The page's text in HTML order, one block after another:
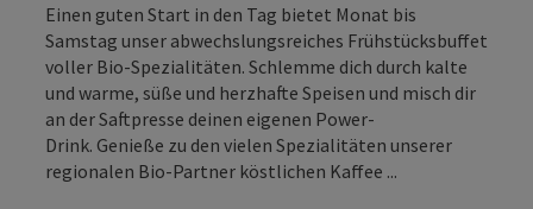
Einen guten Start in den Tag bietet Monat bis
Samstag unser abwechslungsreiches Frühstücksbuffet
voller Bio-Spezialitäten. Schlemme dich durch kalte
und warme, süße und herzhafte Speisen und misch dir
an der Saftpresse deinen eigenen Power-
Drink. Genieße zu den vielen Spezialitäten unserer
regionalen Bio-Partner köstlichen Kaffee ...